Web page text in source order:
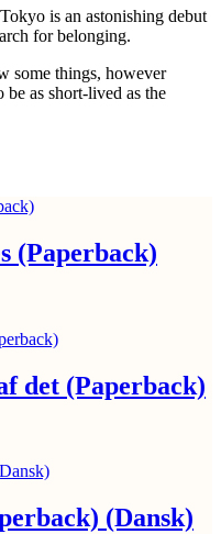
is an astonishing debut
for belonging.
some things, however
as short-lived as the
(Paperback)
det (Paperback)
(Dansk)